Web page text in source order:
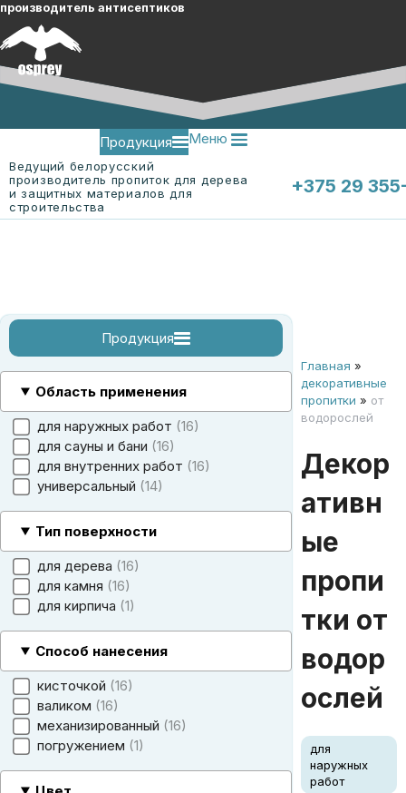
производитель антисептиков
Продукция Меню
Ведущий белорусский
производитель пропиток для дерева
и защитных материалов для
строительства
+375 29
Продукция
Область применения
для наружных работ 16
для сауны и бани 16
для внутренних работ 16
универсальный 14
Тип поверхности
для дерева 16
для камня 16
для кирпича 1
Способ нанесения
кисточкой 16
валиком 16
механизированный 16
погружением 1
Главная »
декоративные
пропитки » от
водорослей
Декор
ативн
ые
пропи
тки от
водор
ослей
для
наружных
работ